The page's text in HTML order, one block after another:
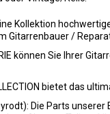
Kollektion
Gitarrenbauer /
können Sie Ihrer
bietet das
Die Parts